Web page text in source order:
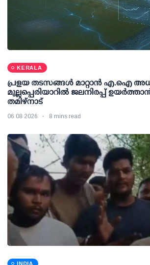
KERALA
പ്രളയ തടസങ്ങള്‍ മാറ്റാന്‍ എ.ഐ
മുല്ലപ്പെരിയാറില്‍ ജലനിരപ്പ്
തമിഴ്നാട്
06 08 2026 8 mins read
INDIA